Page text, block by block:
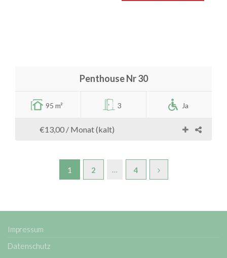
Penthouse Nr 30
95 m² 3 Ja
€13,00 / Monat (kalt)
1 2 … 4
Impressum
Datenschutz